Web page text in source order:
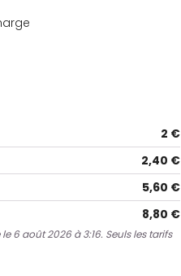
2 €
2,40 €
5,60 €
8,80 €
6 août 2026 à 3:16. Seuls les tarifs